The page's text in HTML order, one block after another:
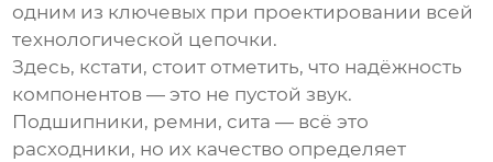
одним из ключевых при проектировании всей
технологической цепочки.
Здесь, кстати, стоит отметить, что надёжность
компонентов — это не пустой звук.
Подшипники, ремни, сита — всё это
расходники, но их качество определяет